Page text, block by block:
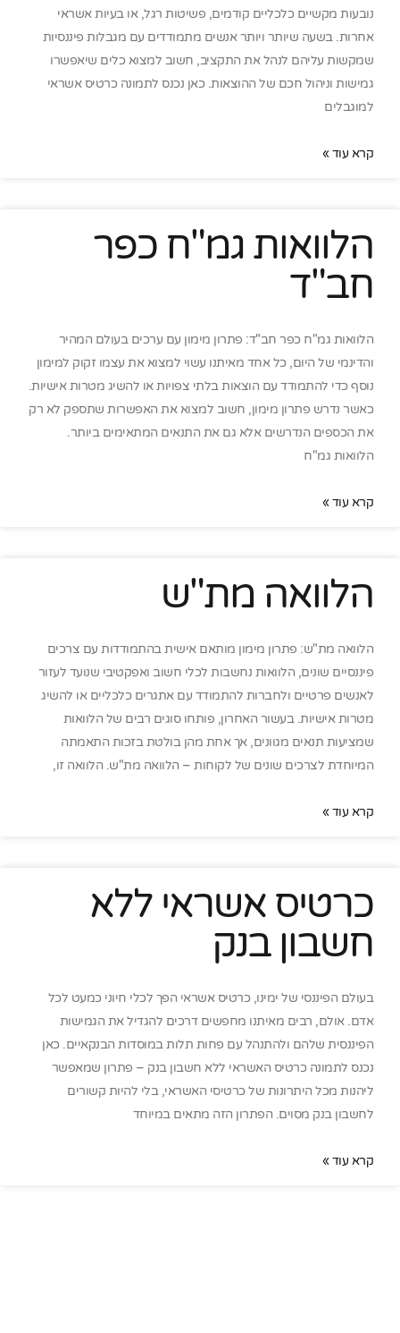
נובעות מקשיים כלכליים קודמים, פשיטות רגל, או בעיות אשראי
אחרות. בשעה שיותר ויותר אנשים מתמודדים עם מגבלות פיננסיות
שמקשות עליהם לנהל את התקציב, חשוב למצוא כלים שיאפשרו
גמישות וניהול חכם של ההוצאות. כאן נכנס לתמונה כרטיס אשראי
למוגבלים
קרא עוד »
הלוואות גמ"ח כפר
חב"ד
הלוואות גמ"ח כפר חב"ד: פתרון מימון עם ערכים בעולם המהיר
והדינמי של היום, כל אחד מאיתנו עשוי למצוא את עצמו זקוק למימון
נוסף כדי להתמודד עם הוצאות בלתי צפויות או להשיג מטרות אישיות.
כאשר נדרש פתרון מימון, חשוב למצוא את האפשרות שתספק לא רק
את הכספים הנדרשים אלא גם את התנאים המתאימים ביותר.
הלוואות גמ"ח
קרא עוד »
הלוואה מת"ש
הלוואה מת"ש: פתרון מימון מותאם אישית בהתמודדות עם צרכים
פיננסיים שונים, הלוואות נחשבות לכלי חשוב ואפקטיבי שנועד לעזור
לאנשים פרטיים ולחברות להתמודד עם אתגרים כלכליים או להשיג
מטרות אישיות. בעשור האחרון, פותחו סוגים רבים של הלוואות
שמציעות תנאים מגוונים, אך אחת מהן בולטת בזכות התאמתה
המיוחדת לצרכים שונים של לקוחות – הלוואה מת"ש. הלוואה זו,
קרא עוד »
כרטיס אשראי ללא
חשבון בנק
בעולם הפיננסי של ימינו, כרטיס אשראי הפך לכלי חיוני כמעט לכל
אדם. אולם, רבים מאיתנו מחפשים דרכים להגדיל את הגמישות
הפיננסית שלהם ולהתנהל עם פחות תלות במוסדות הבנקאיים. כאן
נכנס לתמונה כרטיס האשראי ללא חשבון בנק – פתרון שמאפשר
ליהנות מכל היתרונות של כרטיסי האשראי, בלי להיות קשורים
לחשבון בנק מסוים. הפתרון הזה מתאים במיוחד
קרא עוד »